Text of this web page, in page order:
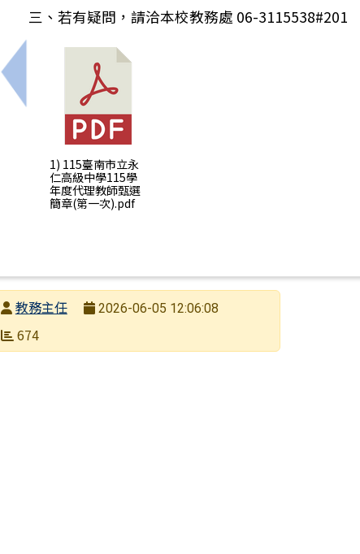
上一筆：轉知國立臺灣師範大學辦理「115學年度偏
三、若有疑問，請洽本校教務處 06-3115538#201
1) 115臺南市立永
仁高級中學115學
年度代理教師甄選
簡章(第一次).pdf
發布者教務主任
發布日期
2026-06-05 12:06:08
瀏覽次數
674